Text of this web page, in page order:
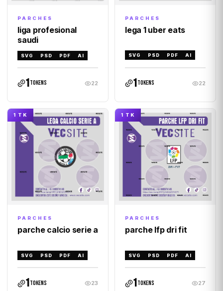
PARCHES
liga profesional
saudi
SVG PSD PDF AI
1tokens 22
PARCHES
lega 1 uber eats
SVG PSD PDF AI
1tokens 22
1 TK
PARCHES
parche calcio serie a
SVG PSD PDF AI
1tokens 23
1 TK
PARCHES
parche lfp dri fit
SVG PSD PDF AI
1tokens 27